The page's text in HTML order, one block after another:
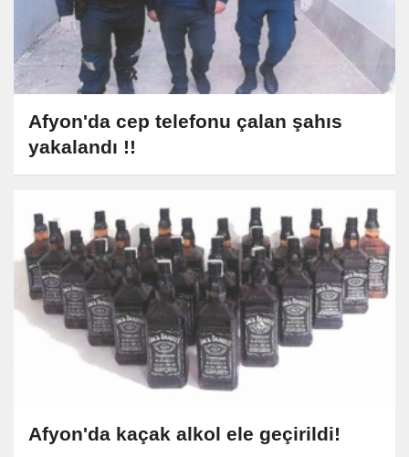
Afyon'da cep telefonu çalan şahıs
yakalandı !!
Afyon'da kaçak alkol ele geçirildi!